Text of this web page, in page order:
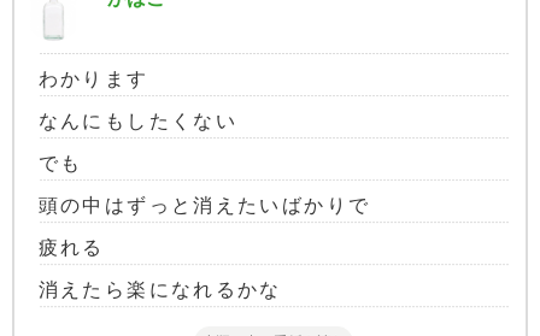
わかります
なんにもしたくない
でも
頭の中はずっと消えたいばかりで
疲れる
消えたら楽になれるかな